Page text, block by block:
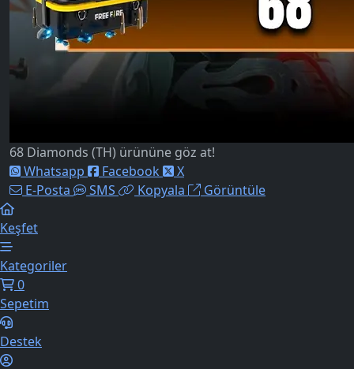
68 Diamonds (TH) ürününe göz at!
Whatsapp
Facebook
X
E-Posta
SMS Kopyala Görüntüle
Keşfet
Kategoriler
0
Sepetim
Destek